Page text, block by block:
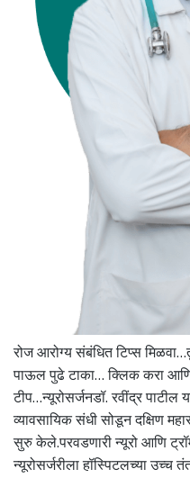
रोज आरोग्य संबंधित टिप्स
पाऊल पुढे टाका… क्लिक करा
टीप…न्यूरोसर्जनडॉ. रवींद्र पाटील
व्यावसायिक संधी सोडून दक्षिण
सुरु केले.परवडणारी न्यूरो आणि
न्यूरोसर्जरीला हॉस्पिटलच्या उच्च